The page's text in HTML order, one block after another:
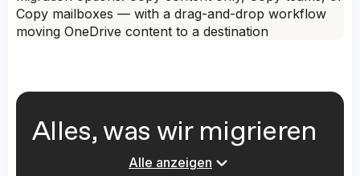
Alles, was wir migrieren
Alle anzeigen